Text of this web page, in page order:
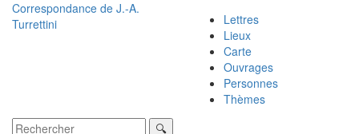
Correspondance de J.-A.
Turrettini
Lettres
Lieux
Carte
Ouvrages
Personnes
Thèmes